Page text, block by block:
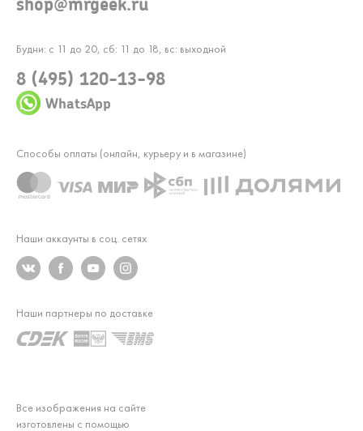
Будни: с 11 до 20, сб: 11 до 18, вс: выходной
8 (495) 120-13-98
WhatsApp
Наши аккаунты в соц. сетях
Все изображения на сайте
изготовлены с помощью
Способы оплаты (онлайн, курьеру и в магазине)
Наши партнеры по доставке